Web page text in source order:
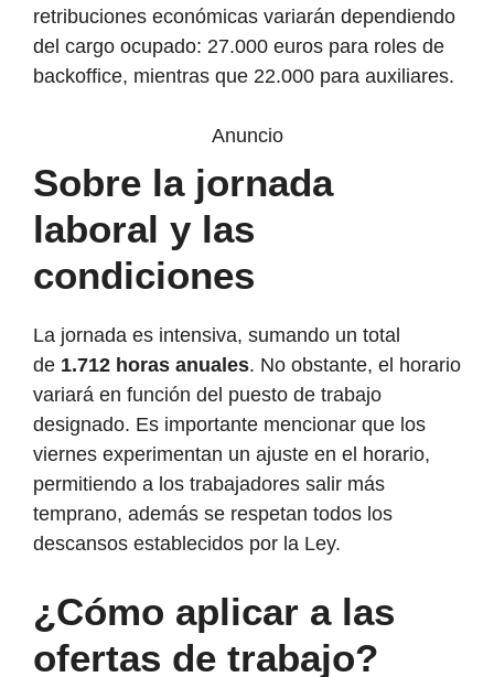
retribuciones económicas variarán dependiendo
del cargo ocupado: 27.000 euros para roles de
backoffice, mientras que 22.000 para auxiliares.
Anuncio
Sobre la jornada
laboral y las
condiciones
La jornada es intensiva, sumando un total
de 1.712 horas anuales. No obstante, el horario
variará en función del puesto de trabajo
designado. Es importante mencionar que los
viernes experimentan un ajuste en el horario,
permitiendo a los trabajadores salir más
temprano, además se respetan todos los
descansos establecidos por la Ley.
¿Cómo aplicar a las
ofertas de trabajo?